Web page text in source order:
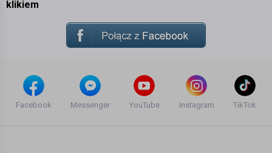
klikiem
Facebook Messenger YouTube Instagram TikTok